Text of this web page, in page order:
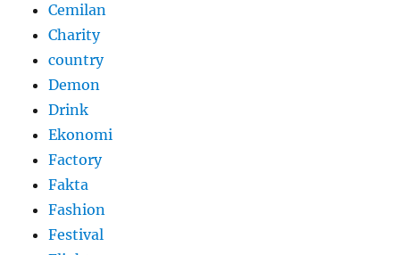
Cemilan
Charity
country
Demon
Drink
Ekonomi
Factory
Fakta
Fashion
Festival